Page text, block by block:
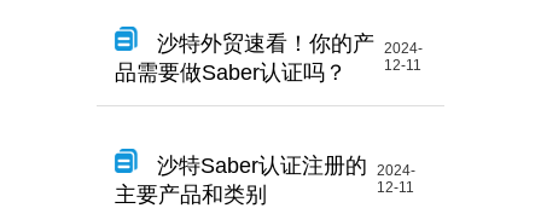
沙特外贸速看！你的产
品需要做Saber认证吗？
2024-
12-11
沙特Saber认证注册的
主要产品和类别
2024-
12-11